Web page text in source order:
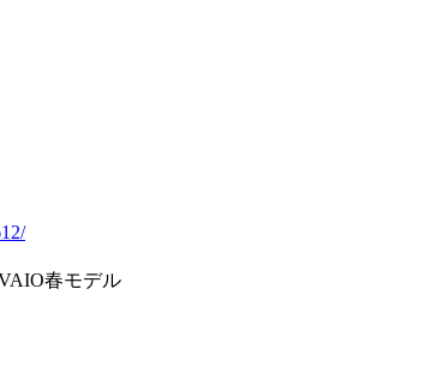
春モデル